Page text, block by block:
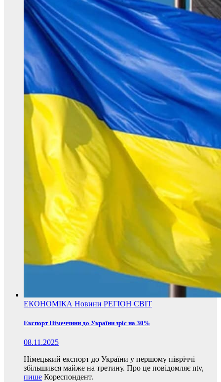
ЕКОНОМІКА Новини РЕГІОН СВІТ
Експорт Німеччини до України зріс на 30%
08.11.2025
Німецький експорт до України у першому півріччі
збільшився майже на третину. Про це повідомляє ntv,
пише Кореспондент.